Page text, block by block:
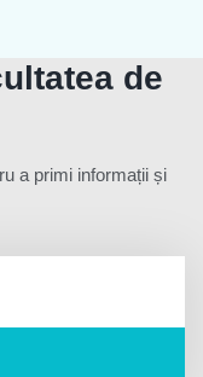
de
a primi informații și